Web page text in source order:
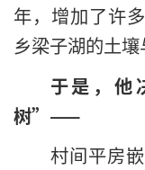
年，增加了许
乡梁子湖的土壤
于是，
树”——
村间平房